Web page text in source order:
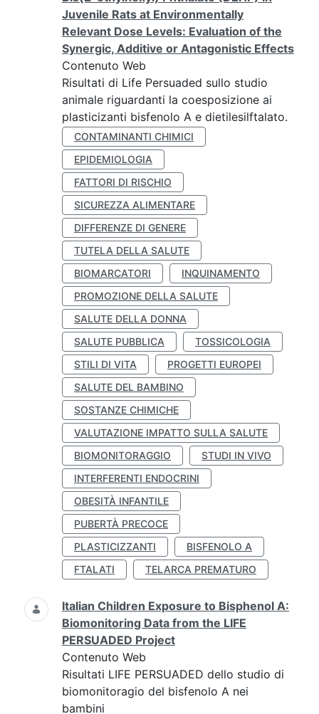
Juvenile Rats at Environmentally
Relevant Dose Levels: Evaluation of the
Synergic, Additive or Antagonistic Effects
Contenuto Web
Risultati di Life Persuaded sullo studio
animale riguardanti la coesposizione ai
plasticizanti bisfenolo A e dietilesilftalato.
CONTAMINANTI CHIMICI
EPIDEMIOLOGIA
FATTORI DI RISCHIO
SICUREZZA ALIMENTARE
DIFFERENZE DI GENERE
TUTELA DELLA SALUTE
BIOMARCATORI
INQUINAMENTO
PROMOZIONE DELLA SALUTE
SALUTE DELLA DONNA
SALUTE PUBBLICA
TOSSICOLOGIA
STILI DI VITA
PROGETTI EUROPEI
SALUTE DEL BAMBINO
SOSTANZE CHIMICHE
VALUTAZIONE IMPATTO SULLA SALUTE
BIOMONITORAGGIO
STUDI IN VIVO
INTERFERENTI ENDOCRINI
OBESITÀ INFANTILE
PUBERTÀ PRECOCE
PLASTICIZZANTI
BISFENOLO A
FTALATI
TELARCA PREMATURO
Italian Children Exposure to Bisphenol A:
Biomonitoring Data from the LIFE
PERSUADED Project
Contenuto Web
Risultati LIFE PERSUADED dello studio di
biomonitoragio del bisfenolo A nei
bambini